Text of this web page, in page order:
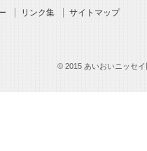
リンク集 サイトマップ
© 2015 あいおいニッセ